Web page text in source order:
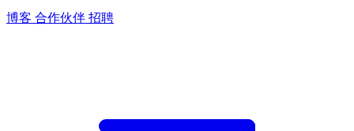
博客 合作伙伴 招聘